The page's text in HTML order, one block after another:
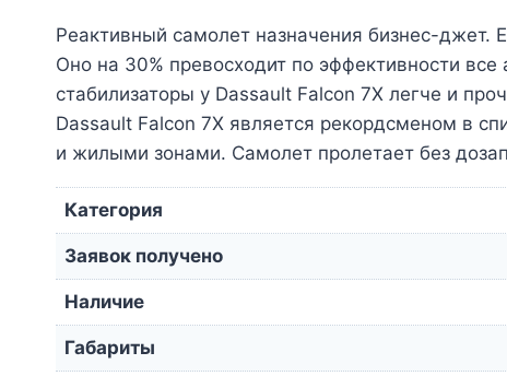
Реактивный самолет назначения бизнес-джет.
Оно на 30% превосходит по эффективности
стабилизаторы у Dassault Falcon 7Х легче и
Dassault Falcon 7Х является рекордсменом в
и жилыми зонами. Самолет пролетает без
Категория
Заявок получено
Наличие
Габариты